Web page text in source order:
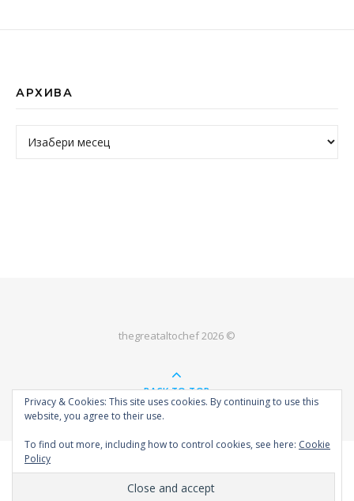
АРХИВА
Архива
thegreataltochef 2026 ©
BACK TO TOP
Privacy & Cookies: This site uses cookies. By continuing to use this
website, you agree to their use.
To find out more, including how to control cookies, see here: Cookie
Policy